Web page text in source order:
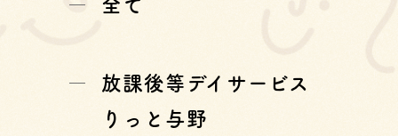
全て
放課後等デイサービス
りっと与野